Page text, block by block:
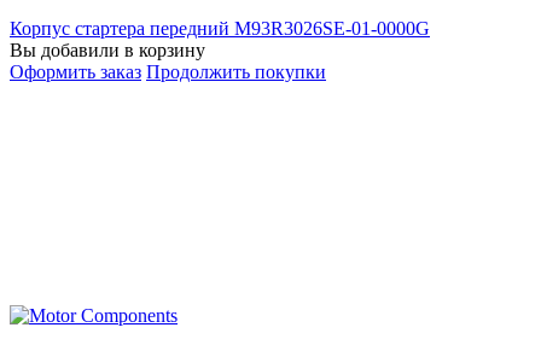
Корпус стартера передний M93R3026SE-01-0000G
Вы добавили в корзину
Оформить заказ Продолжить покупки